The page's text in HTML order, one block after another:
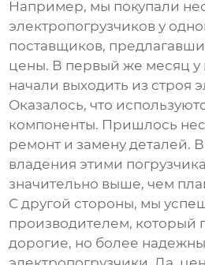
Например, мы покупали
электропогрузчиков у
поставщиков,
цены. В первый же месяц
начали выходить из строя
Оказалось, что
компоненты. Пришлось
ремонт и замену деталей.
владения этими
значительно выше, чем
С другой стороны, мы
производителем, который
дорогие, но более